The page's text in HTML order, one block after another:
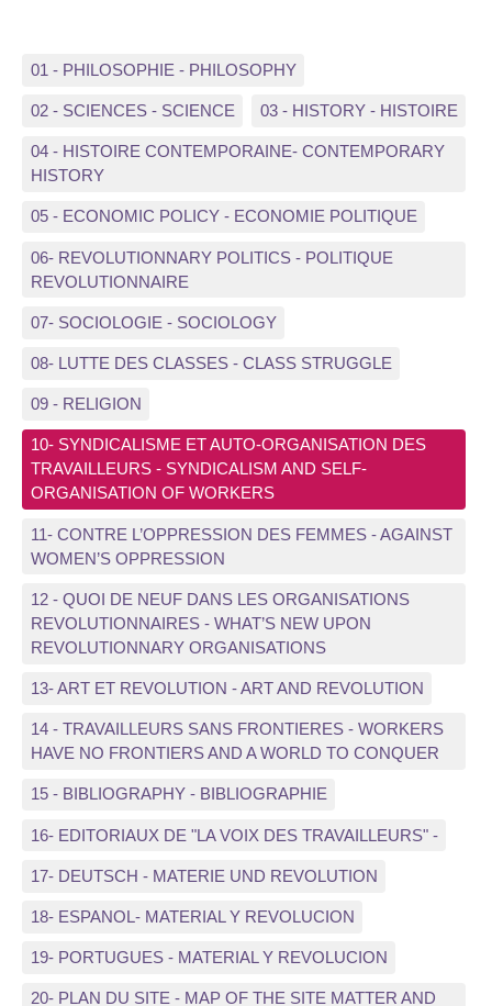
01 - PHILOSOPHIE - PHILOSOPHY
02 - SCIENCES - SCIENCE 03 - HISTORY - HISTOIRE
04 - HISTOIRE CONTEMPORAINE- CONTEMPORARY
HISTORY
05 - ECONOMIC POLICY - ECONOMIE POLITIQUE
06- REVOLUTIONNARY POLITICS - POLITIQUE
REVOLUTIONNAIRE
07- SOCIOLOGIE - SOCIOLOGY
08- LUTTE DES CLASSES - CLASS STRUGGLE
09 - RELIGION
10- SYNDICALISME ET AUTO-ORGANISATION DES
TRAVAILLEURS - SYNDICALISM AND SELF-
ORGANISATION OF WORKERS
11- CONTRE L’OPPRESSION DES FEMMES - AGAINST
WOMEN’S OPPRESSION
12 - QUOI DE NEUF DANS LES ORGANISATIONS
REVOLUTIONNAIRES - WHAT’S NEW UPON
REVOLUTIONNARY ORGANISATIONS
13- ART ET REVOLUTION - ART AND REVOLUTION
14 - TRAVAILLEURS SANS FRONTIERES - WORKERS
HAVE NO FRONTIERS AND A WORLD TO CONQUER
15 - BIBLIOGRAPHY - BIBLIOGRAPHIE
16- EDITORIAUX DE "LA VOIX DES TRAVAILLEURS" -
17- DEUTSCH - MATERIE UND REVOLUTION
18- ESPANOL- MATERIAL Y REVOLUCION
19- PORTUGUES - MATERIAL Y REVOLUCION
20- PLAN DU SITE - MAP OF THE SITE MATTER AND